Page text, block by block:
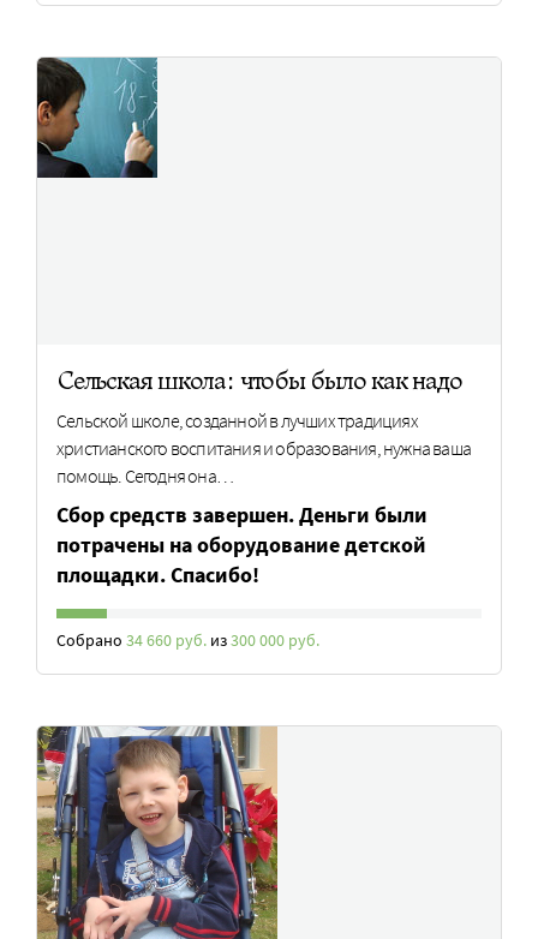
Сельская школа: чтобы было как надо
Сельской школе, созданной в лучших традициях
христианского воспитания и образования, нужна ваша
помощь. Сегодня она…
Сбор средств завершен. Деньги были
потрачены на оборудование детской
площадки. Спасибо!
Собрано 34 660 руб. из300 000 руб.